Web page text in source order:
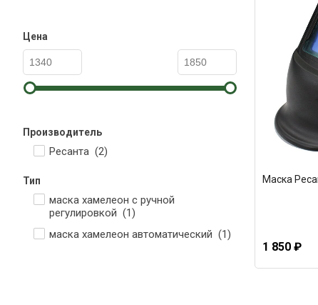
Цена
Производитель
Ресанта (2)
Тип
маска хамелеон с ручной
регулировкой (1)
маска хамелеон автоматический (1)
Маска
1 850 ₽